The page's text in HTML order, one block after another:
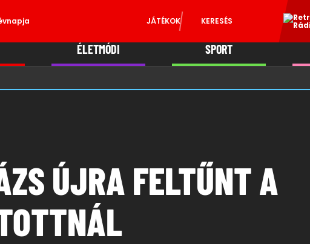
JÁTÉKOK KERESÉS
ÉLETMÓDI SPORT
ÚJRA FELTŰNT A